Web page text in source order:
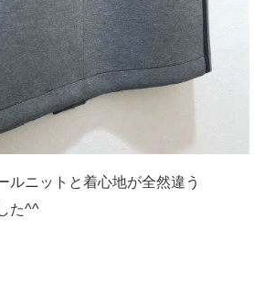
ルニットと着心地が全然違う
た^^